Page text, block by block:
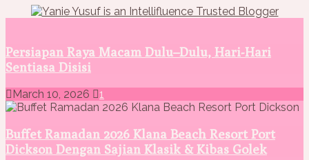
Persiapan Raya Macam Dulu–Dulu, Hari-Hari
Sentiasa Disisi
March 10, 2026 1
Buffet Ramadan 2026 Klana Beach Resort Port
Dickson Dengan Sajian Klasik & Kibas Golek